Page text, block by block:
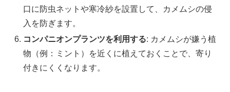
口に防虫ネットや寒冷紗を設置して、カメムシの侵
入を防ぎます。
コンパニオンプランツを利用する: カメムシが嫌う植
物（例：ミント）を近くに植えておくことで、寄り
付きにくくなります。